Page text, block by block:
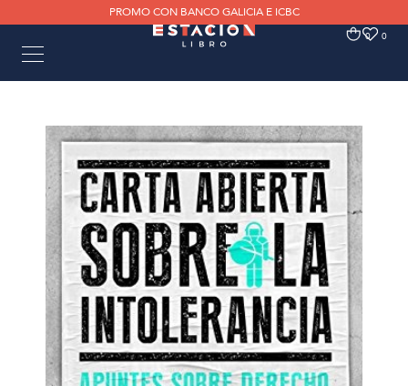
PROMO CON BANCO GALICIA E ICBC
0 0